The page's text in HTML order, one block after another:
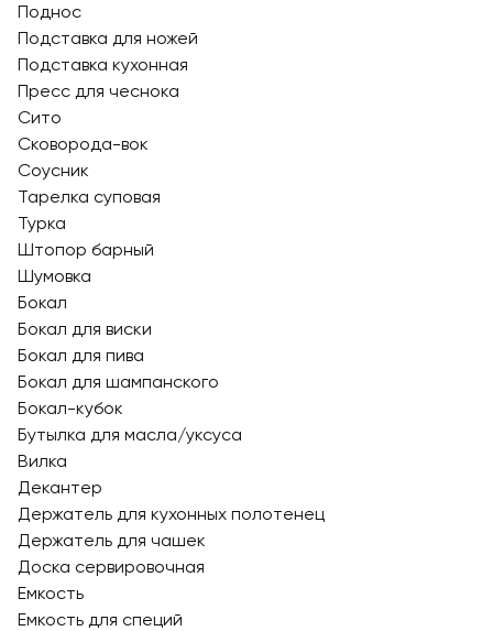
Поднос
Подставка для ножей
Подставка кухонная
Пресс для чеснока
Сито
Сковорода-вок
Соусник
Тарелка суповая
Турка
Штопор барный
Шумовка
Бокал
Бокал для виски
Бокал для пива
Бокал для шампанского
Бокал-кубок
Бутылка для масла/уксуса
Вилка
Декантер
Держатель для кухонных полотенец
Держатель для чашек
Доска сервировочная
Емкость
Емкость для специй